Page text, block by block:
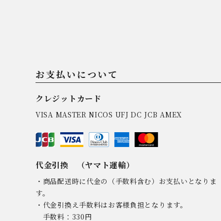
お支払いについて
クレジットカード
VISA MASTER NICOS UFJ DC JCB AMEX
代金引換 （ヤマト運輸）
・商品配送時に代金の（手数料含む）お支払いとなりま
す。
・代金引換え手数料はお客様負担となります。
手数料：330円